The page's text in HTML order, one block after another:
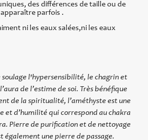
des différences de taille ou de
parfois .
ni les eaux salées,ni les eaux
soulage l'hypersensibilité, le chagrin et
de l’estime de soi. Très bénéfique
de la spiritualité, l’améthyste est une
et d’humilité qui correspond au chakra
Pierre de purification et de nettoyage
également une pierre de passage.